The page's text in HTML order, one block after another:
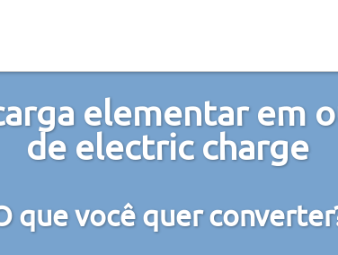
elementar em
de electric charge
que você quer